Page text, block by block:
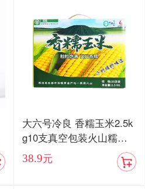
大六号冷良 香糯玉米2.5k
g10支真空包装火山糯玉
米
38.9元